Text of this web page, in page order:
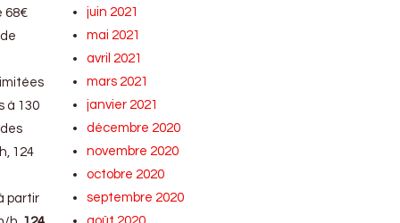
68€
à 130
124
partir
juin 2021
mai 2021
avril 2021
mars 2021
janvier 2021
décembre 2020
novembre 2020
octobre 2020
septembre 2020